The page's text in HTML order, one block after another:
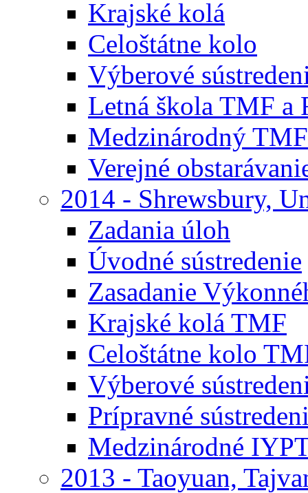
Krajské kolá
Celoštátne kolo
Výberové
Letná škola TMF a
Medzinárodný TMF
Verejné
2014 - Shrewsbury,
Zadania úloh
Úvodné sústredenie
Zasadanie
Krajské kolá TMF
Celoštátne kolo
Výberové
Prípravné
Medzinárodné
2013 - Taoyuan,